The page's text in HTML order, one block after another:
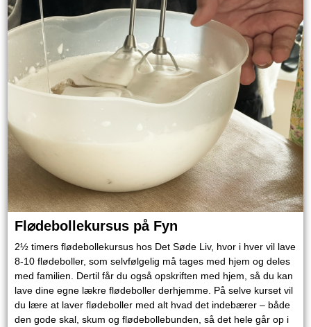
Fl⌀debollekursus på Fyn
2½ timers flødebollekursus hos Det Søde Liv, hvor i hver vil lave
8-10 flødeboller, som selvfølgelig må tages med hjem og deles
med familien. Dertil får du også opskriften med hjem, så du kan
lave dine egne lækre flødeboller derhjemme. På selve kurset vil
du lære at laver flødeboller med alt hvad det indebærer – både
den gode skal, skum og flødebollebunden, så det hele går op i